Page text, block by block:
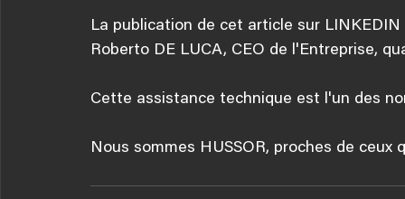
La publication de cet article sur
Roberto DE LUCA, CEO de l'Entreprise,
Cette assistance technique est l'un des
Nous sommes HUSSOR, proches de ceux